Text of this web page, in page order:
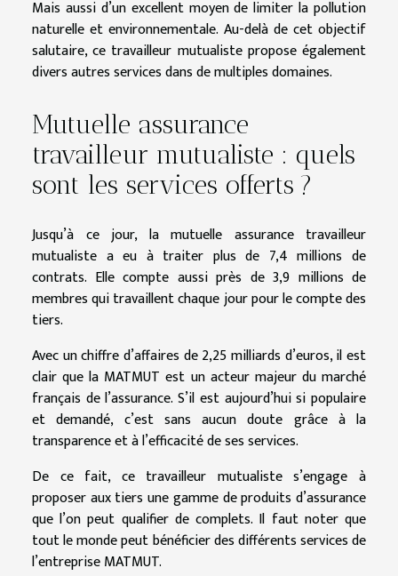
Mais aussi d’un excellent moyen de limiter la pollution
naturelle et environnementale. Au-delà de cet objectif
salutaire, ce travailleur mutualiste propose également
divers autres services dans de multiples domaines.
Mutuelle assurance
travailleur mutualiste : quels
sont les services offerts ?
Jusqu’à ce jour, la mutuelle assurance travailleur
mutualiste a eu à traiter plus de 7,4 millions de
contrats. Elle compte aussi près de 3,9 millions de
membres qui travaillent chaque jour pour le compte des
tiers.
Avec un chiffre d’affaires de 2,25 milliards d’euros, il est
clair que la MATMUT est un acteur majeur du marché
français de l’assurance. S’il est aujourd’hui si populaire
et demandé, c’est sans aucun doute grâce à la
transparence et à l’efficacité de ses services.
De ce fait, ce travailleur mutualiste s’engage à
proposer aux tiers une gamme de produits d’assurance
que l’on peut qualifier de complets. Il faut noter que
tout le monde peut bénéficier des différents services de
l’entreprise MATMUT.